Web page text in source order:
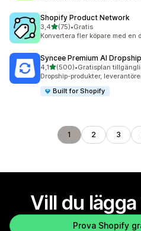
Shopify Product Network
3,4av 5 stjärnor
(75)
75 recensioner totalt
•Gratis
Konvertera fler köpare med
Syncee Premium AI
4,1av 5 stjärnor
(500)
500 recensioner totalt
•Gratisplan
Dropship-produkter,
Built for Shopify
1 2 3
Vill du
Prova Shopify